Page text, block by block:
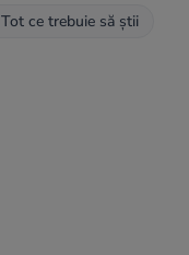
ce trebuie să știi